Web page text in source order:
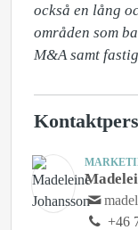
också en lång
områden som
M&A samt
+46